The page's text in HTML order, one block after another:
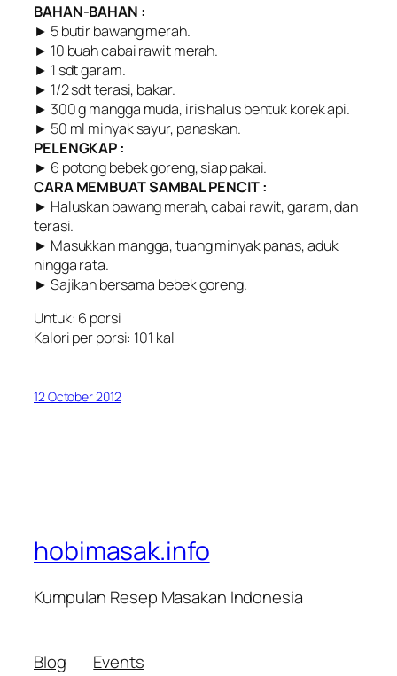
BAHAN-BAHAN :
► 5 butir bawang merah.
► 10 buah cabai rawit merah.
► 1 sdt garam.
► 1/2 sdt terasi, bakar.
► 300 g mangga muda, iris halus bentuk korek api.
► 50 ml minyak sayur, panaskan.
PELENGKAP :
► 6 potong bebek goreng, siap pakai.
CARA MEMBUAT SAMBAL PENCIT :
► Haluskan bawang merah, cabai rawit, garam, dan
terasi.
► Masukkan mangga, tuang minyak panas, aduk
hingga rata.
► Sajikan bersama bebek goreng.
Untuk: 6 porsi
Kalori per porsi: 101 kal
12 October 2012
hobimasak.info
Kumpulan Resep Masakan Indonesia
Blog
Events